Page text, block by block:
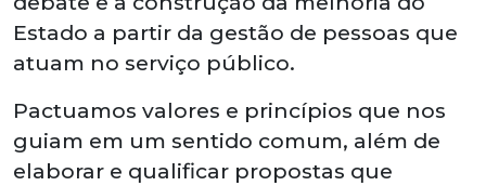
Estado a partir da gestão de pessoas que
atuam no serviço público.
Pactuamos valores e princípios que nos
guiam em um sentido comum, além de
elaborar e qualificar propostas que